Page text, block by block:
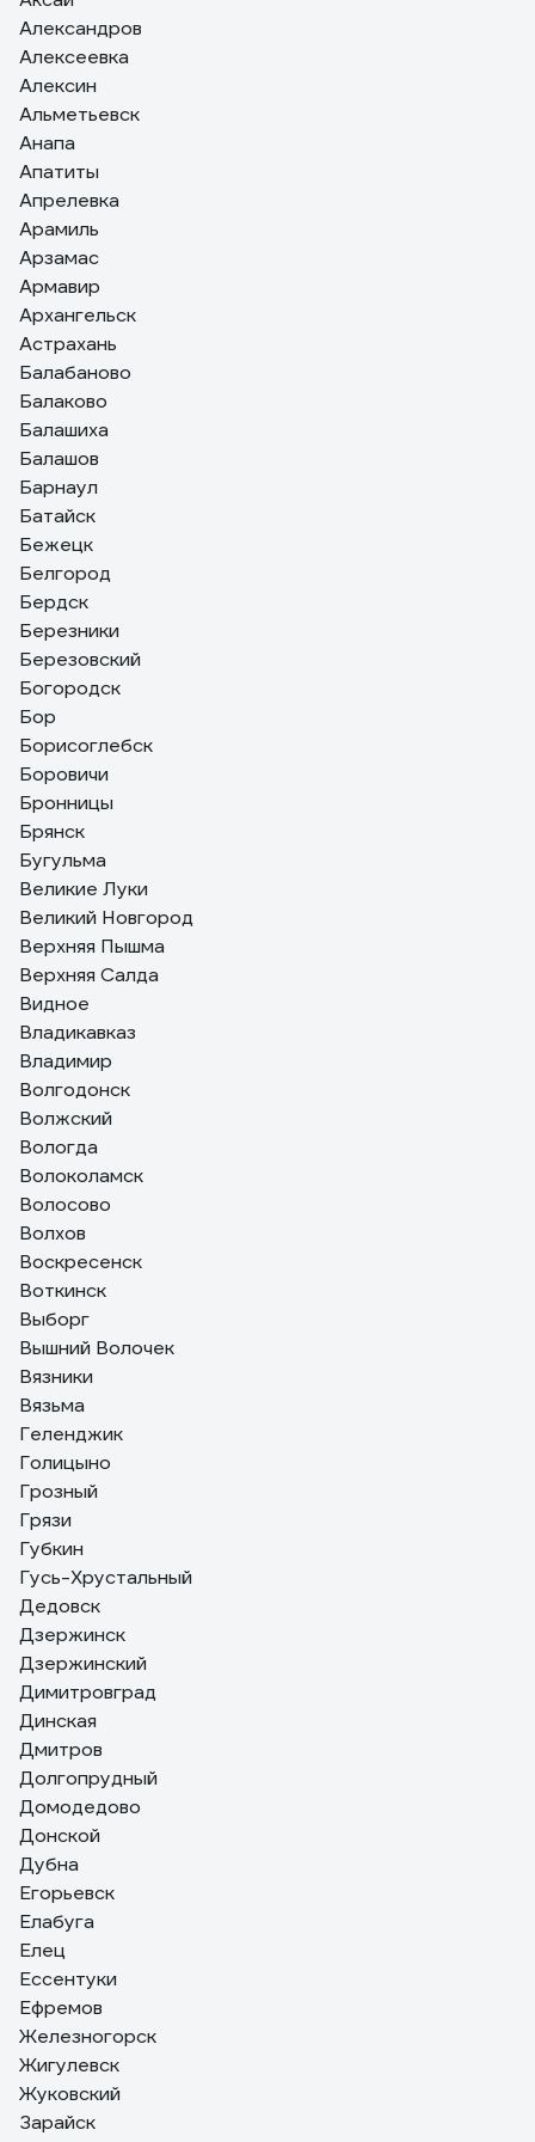
Александров
Алексеевка
Алексин
Альметьевск
Анапа
Апатиты
Апрелевка
Арамиль
Арзамас
Армавир
Архангельск
Астрахань
Балабаново
Балаково
Балашиха
Балашов
Барнаул
Батайск
Бежецк
Белгород
Бердск
Березники
Березовский
Богородск
Бор
Борисоглебск
Боровичи
Бронницы
Брянск
Бугульма
Великие Луки
Великий Новгород
Верхняя Пышма
Верхняя Салда
Видное
Владикавказ
Владимир
Волгодонск
Волжский
Вологда
Волоколамск
Волосово
Волхов
Воскресенск
Воткинск
Выборг
Вышний Волочек
Вязники
Вязьма
Геленджик
Голицыно
Грозный
Грязи
Губкин
Гусь-Хрустальный
Дедовск
Дзержинск
Дзержинский
Димитровград
Динская
Дмитров
Долгопрудный
Домодедово
Донской
Дубна
Егорьевск
Елабуга
Елец
Ессентуки
Ефремов
Железногорск
Жигулевск
Жуковский
Зарайск